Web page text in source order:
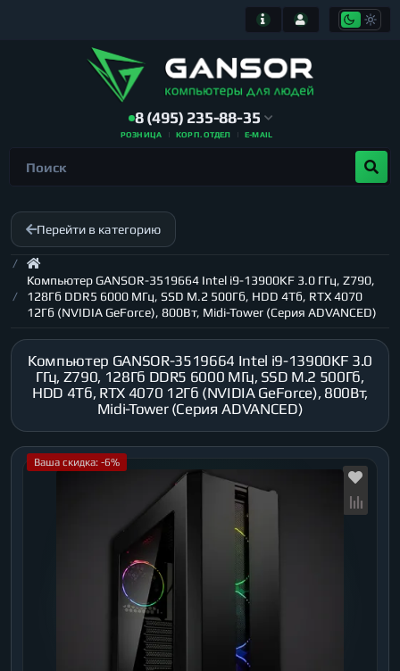
8 (495) 235-88-35
РОЗНИЦА КОРП. ОТДЕЛ E-MAIL
Перейти в категорию
Компьютер GANSOR-3519664 Intel i9-13900KF 3.0 ГГц, Z790,
128Гб DDR5 6000 МГц, SSD M.2 500Гб, HDD 4Тб, RTX 4070
12Гб (NVIDIA GeForce), 800Вт, Midi-Tower (Серия ADVANCED)
Компьютер GANSOR-3519664 Intel i9-13900KF 3.0
ГГц, Z790, 128Гб DDR5 6000 МГц, SSD M.2 500Гб,
HDD 4Тб, RTX 4070 12Гб (NVIDIA GeForce), 800Вт,
Midi-Tower (Серия ADVANCED)
Ваша скидка: -6%